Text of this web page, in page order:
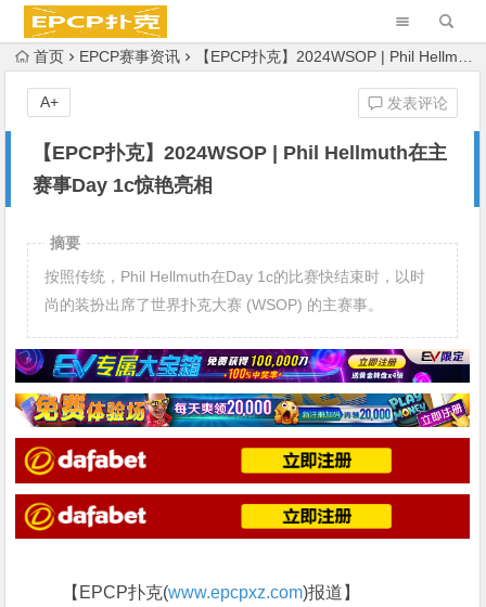
首页 EPCP赛事资讯 【EPCP扑克】2024WSOP | Phil Hellmuth在主赛事Day 1c惊艳亮相
【EPCP扑克】2024WSOP | Phil Hellmuth在主
赛事Day 1c惊艳亮相
发表评论
A+
摘要
按照传统，Phil Hellmuth在Day 1c的比赛快结束时，以时
尚的装扮出席了世界扑克大赛 (WSOP) 的主赛事。
【EPCP扑克(www.epcpxz.com)报道】